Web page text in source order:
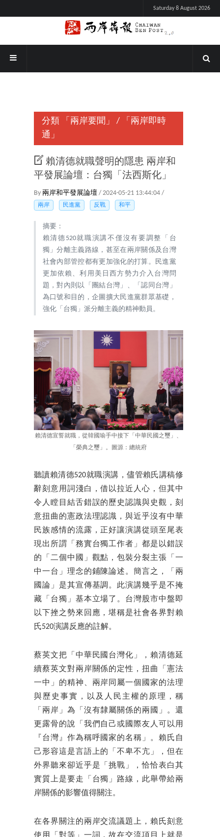
Saturday 8 August 2026
分類 「兩岸要聞」 /
「兩岸即時
通」
賴清德就職聲明的隱患 兩岸和
平發展論壇：台獨「法西斯化」
By 兩岸和平發展論壇 / 2024-05-21 13:44:04 /
兩岸 民進黨 反戰 和平
摘要：
賴清德520就職演講不僅沒有要調整「台
獨」分離主義路線，甚至在兩岸關係及台灣
社會內部管控都有更加強化的打算。民進黨
更加依賴、利用美日西方勢力介入台灣問
題，對內則以「團結台灣」、「認同台灣」
為口號和目的，企圖擴大民進黨群眾基礎，
強化「台獨」派分離主義的精神動員。
賴清德宣誓就職，從韓國瑜手中接下「中華民國之璽」、
「榮典之璽」。圖源：總統府
聽讀賴清德520就職演講，儘管賴氏講稿修
辭刻意用詞淺白，借以拉近人心，但其中
令人瞠目結舌錯誤的歷史認識與史觀，刻
意扭曲的憲政法理認識，與近乎沒有中華
民族感情的流露，正好讓演講從頭至尾表
現出所謂「務實台獨工作者」都是以錯誤
的「二個中國」觀點，包裝分裂主張「一
中一台」理念的鋪陳論述。簡言之，「兩
國論」是其宣傳基調。此演講幾乎是不掩
藏「台獨」基本立場了。台灣股市中盤即
以下挫之勢來回應，堪稱是社會各界對賴
氏520演講反應的註解。
蔡英文把「中華民國台灣化」，賴清德延
續蔡英文對兩岸關係的定性，扭曲「憲法
一中」的精神、兩岸同屬一個國家的法理
與歷史事實，以及人民主權的原理，稱
「兩岸」為「沒有隸屬關係的兩國」。還
更露骨的說「我們自己或國際友人可以用
『台灣』作為稱呼國家的名稱」。賴氏自
己形容這是言語上的「不卑不亢」，但在
外界聽來卻近乎是「挑戰」，恰恰表白其
實質上是要走「台獨」路線，此舉帶給兩
岸關係的影響值得關注。
在各界關注的兩岸交流議題上，賴氏刻意
使用「對等」一詞，故在交流項目上就是